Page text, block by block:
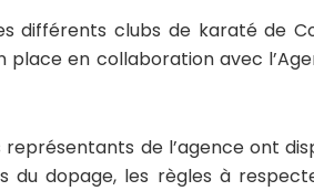
différents clubs de karaté de
en collaboration avec
de l’agence ont
du dopage, les règles à